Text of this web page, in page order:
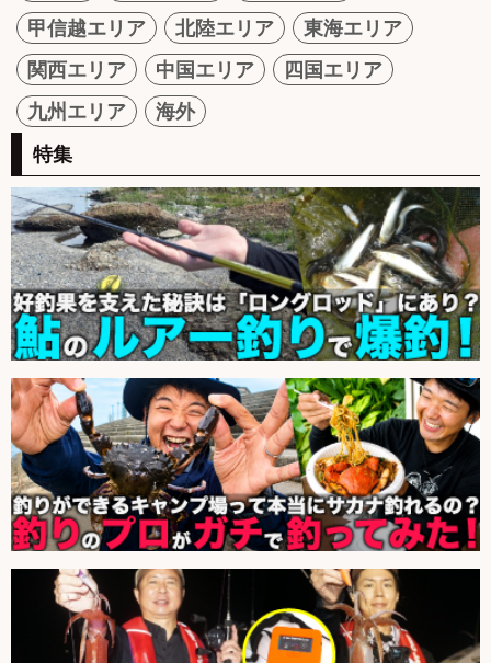
甲信越エリア
北陸エリア
東海エリア
関西エリア
中国エリア
四国エリア
九州エリア
海外
特集